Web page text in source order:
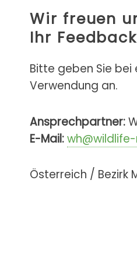
Wir freuen
Ihr
Bitte geben Sie
Verwendung an.
Ansprechpartner:
E-Mail:
Österreich / Bezirk